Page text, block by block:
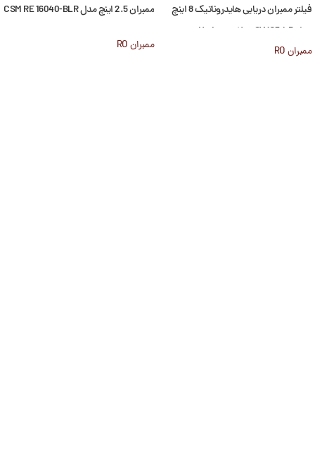
فیلتر ممبران دریایی هایدروناتیک 8 اینچ
مدل Hydranautics SWC5-LD
ممبران RO
ممبران 2.5 اینچ مدل CSM RE 16040-BLR
ممبران RO